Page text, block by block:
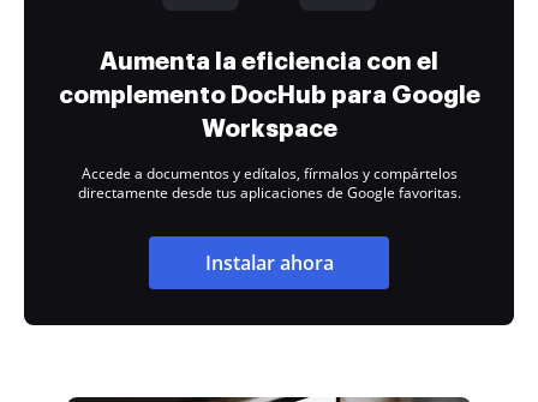
Aumenta la eficiencia con el
complemento DocHub para Google
Workspace
Accede a documentos y edítalos, fírmalos y compártelos
directamente desde tus aplicaciones de Google favoritas.
Instalar ahora